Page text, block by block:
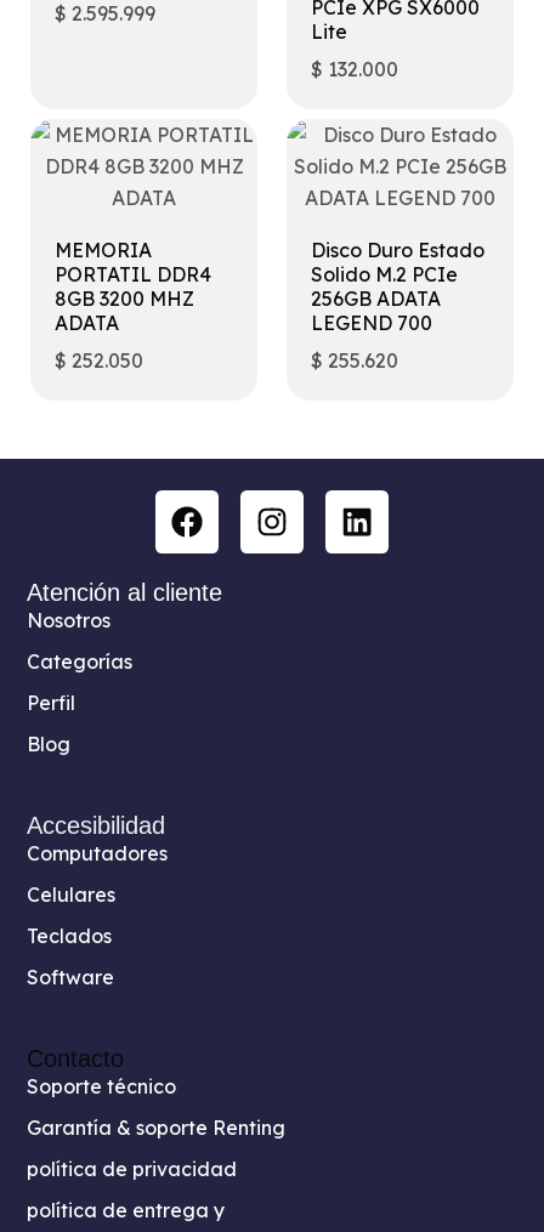
$ 2.595.999
PCIe XPG SX6000
Lite
$ 132.000
MEMORIA
PORTATIL DDR4
8GB 3200 MHZ
ADATA
$ 252.050
Disco Duro Estado
Solido M.2 PCIe
256GB ADATA
LEGEND 700
$ 255.620
Atención al cliente
Nosotros
Categorías
Perfil
Blog
Accesibilidad
Computadores
Celulares
Teclados
Software
Contacto
Soporte técnico
Garantía & soporte Renting
política de privacidad
política de entrega y